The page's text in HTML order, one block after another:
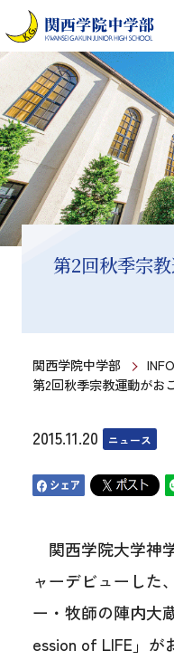
第2回秋季宗
関西学院中学部
第2回秋季宗教運動がお
2015.11.20 ニュース
関西学院大学神
ャーデビューした
ー・牧師の陣内大
ession of LIFE」が